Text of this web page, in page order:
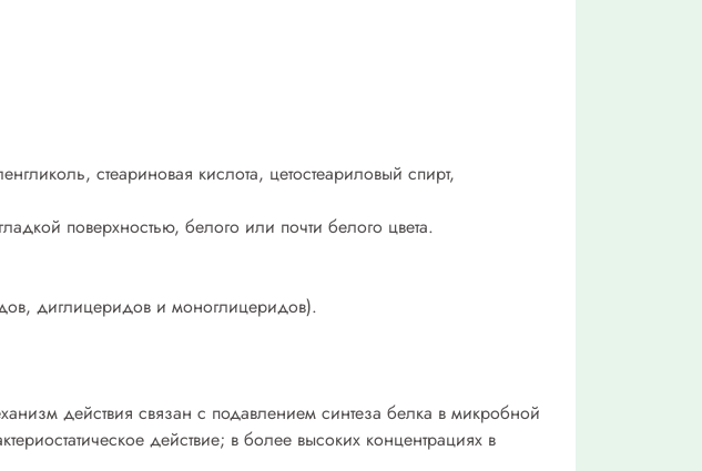
стеариновая кислота, цетостеариловый спирт,
поверхностью, белого или почти белого цвета.
диглицеридов и моноглицеридов).
действия связан с подавлением синтеза белка в микробной
действие; в более высоких концентрациях в